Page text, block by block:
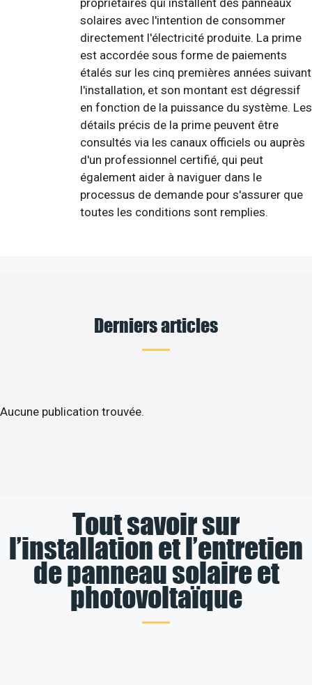
solaires avec l'intention de consommer
directement l'électricité produite. La prime
est accordée sous forme de paiements
étalés sur les cinq premières années suivant
l'installation, et son montant est dégressif
en fonction de la puissance du système. Les
détails précis de la prime peuvent être
consultés via les canaux officiels ou auprès
d'un professionnel certifié, qui peut
également aider à naviguer dans le
processus de demande pour s'assurer que
toutes les conditions sont remplies.
Derniers articles
Aucune publication trouvée.
Tout savoir sur
l’installation et l’entretien
de panneau solaire et
photovoltaïque